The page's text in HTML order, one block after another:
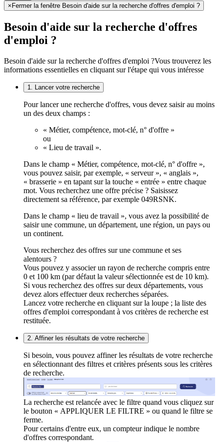
× Fermer la fenêtre Besoin d'aide sur la recherche d'offres d'emploi ?
Besoin d'aide sur la recherche d'offres
d'emploi ?
Besoin d'aide sur la recherche d'offres d'emploi ?Vous trouverez les
informations essentielles en cliquant sur l'étape qui vous intéresse
1. Lancer votre recherche
Pour lancer une recherche d'offres, vous devez saisir au moins
un des deux champs :
« Métier, compétence, mot-clé, n° d'offre »
ou
« Lieu de travail ».
Dans le champ « Métier, compétence, mot-clé, n° d'offre »,
vous pouvez saisir, par exemple, « serveur », « anglais »,
« brasserie » en tapant sur la touche « entrée » entre chaque
mot. Vous recherchez une offre précise ? Saisissez
directement sa référence, par exemple 049RSNK.
Dans le champ « lieu de travail », vous avez la possibilité de
saisir une commune, un département, une région, un pays ou
un continent.
Vous recherchez des offres sur une commune et ses
alentours ?
Vous pouvez y associer un rayon de recherche compris entre
0 et 100 km (par défaut la valeur sélectionnée est de 10 km).
Si vous recherchez des offres sur deux départements, vous
devez alors effectuer deux recherches séparées.
Lancez votre recherche en cliquant sur la loupe ; la liste des
offres d'emploi correspondant à vos critères de recherche est
restituée.
2. Affiner les résultats de votre recherche
Si besoin, vous pouvez affiner les résultats de votre recherche
en sélectionnant des filtres et critères présents sous les critères
de recherche.
La recherche est relancée avec le filtre quand vous cliquez sur
le bouton « APPLIQUER LE FILTRE » ou quand le filtre se
ferme.
Pour certains d'entre eux, un compteur indique le nombre
d'offres correspondant.